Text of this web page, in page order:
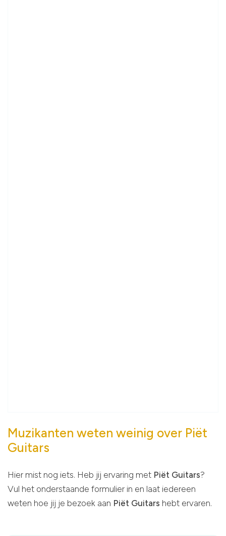
Muzikanten weten weinig over Piët
Guitars
Hier mist nog iets. Heb jij ervaring met Piët Guitars?
Vul het onderstaande formulier in en laat iedereen
weten hoe jij je bezoek aan Piët Guitars hebt ervaren.